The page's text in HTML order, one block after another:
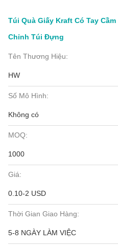
Túi Quà Giấy Kraft Có Tay
Chỉnh Túi Đựng
Tên Thương Hiệu:
HW
Số Mô Hình:
Không có
MOQ:
1000
Giá:
0.10-2 USD
Thời Gian Giao Hàng:
5-8 NGÀY LÀM VIỆC